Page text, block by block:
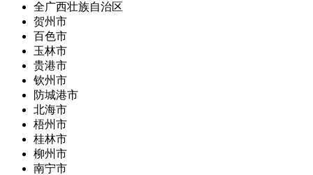
全广西壮族自治区
贺州市
百色市
玉林市
贵港市
钦州市
防城港市
北海市
梧州市
桂林市
柳州市
南宁市